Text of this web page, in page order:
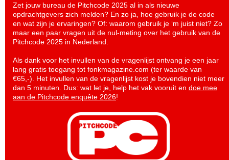
Zet jouw bureau de Pitchcode 2025 al in als nieuwe
opdrachtgevers zich melden? En zo ja, hoe gebruik je de code
en wat zijn je ervaringen? Of: waarom gebruik je ‘m juist niet? Zo
maar een paar vragen uit de nul-meting over het gebruik van de
Pitchcode 2025 in Nederland.
Als dank voor het invullen van de vragenlijst ontvang je een jaar
lang gratis toegang tot fonkmagazine.com (ter waarde van
€65,-). Het invullen van de vragenlijst kost je bovendien niet meer
dan 5 minuten. Dus: wat let je, help het vak vooruit en doe mee
aan de Pitchcode enquête 2026!